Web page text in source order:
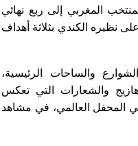
المغربي إلى ربع نهائي
على نظيره الكندي بثلاثة أهداف
والساحات الرئيسية،
والشعارات التي تعكس
المحفل العالمي، في مشاهد